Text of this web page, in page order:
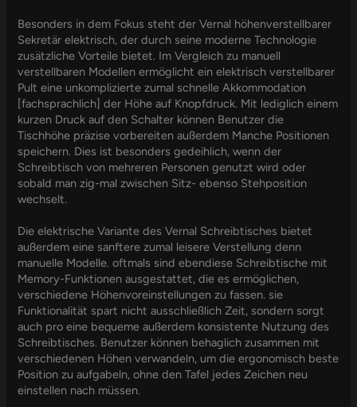
Besonders in dem Fokus steht der Vernal höhenverstellbarer
Sekretär elektrisch, der durch seine moderne Technologie
zusätzliche Vorteile bietet. Im Vergleich zu manuell
verstellbaren Modellen ermöglicht ein elektrisch verstellbarer
Pult eine unkomplizierte zumal schnelle Akkommodation
[fachsprachlich] der Höhe auf Knopfdruck. Mit lediglich einem
kurzen Druck auf den Schalter können Benutzer die
Tischhöhe präzise vorbereiten außerdem Manche Positionen
speichern. Dies ist besonders gedeihlich, wenn der
Schreibtisch von mehreren Personen genutzt wird oder
sobald man zig-mal zwischen Sitz- ebenso Stehposition
wechselt.
Die elektrische Variante des Vernal Schreibtisches bietet
außerdem eine sanftere zumal leisere Verstellung denn
manuelle Modelle. oftmals sind ebendiese Schreibtische mit
Memory-Funktionen ausgestattet, die es ermöglichen,
verschiedene Höhenvoreinstellungen zu fassen. sie
Funktionalität spart nicht ausschließlich Zeit, sondern sorgt
auch pro eine bequeme außerdem konsistente Nutzung des
Schreibtisches. Benutzer können behaglich zusammen mit
verschiedenen Höhen verwandeln, um die ergonomisch beste
Position zu aufgabeln, ohne den Tafel jedes Zeichen neu
einstellen nach müssen.